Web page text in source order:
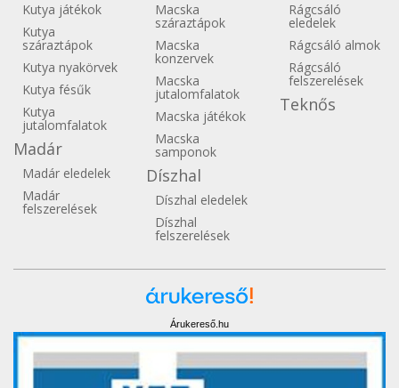
Kutya játékok
Kutya
száraztápok
Kutya nyakörvek
Kutya fésűk
Kutya
jutalomfalatok
Madár
Madár eledelek
Madár
felszerelések
Macska
száraztápok
Macska
konzervek
Macska
jutalomfalatok
Macska játékok
Macska
samponok
Díszhal
Díszhal eledelek
Díszhal
felszerelések
Rágcsáló
eledelek
Rágcsáló almok
Rágcsáló
felszerelések
Teknős
Árukereső.hu